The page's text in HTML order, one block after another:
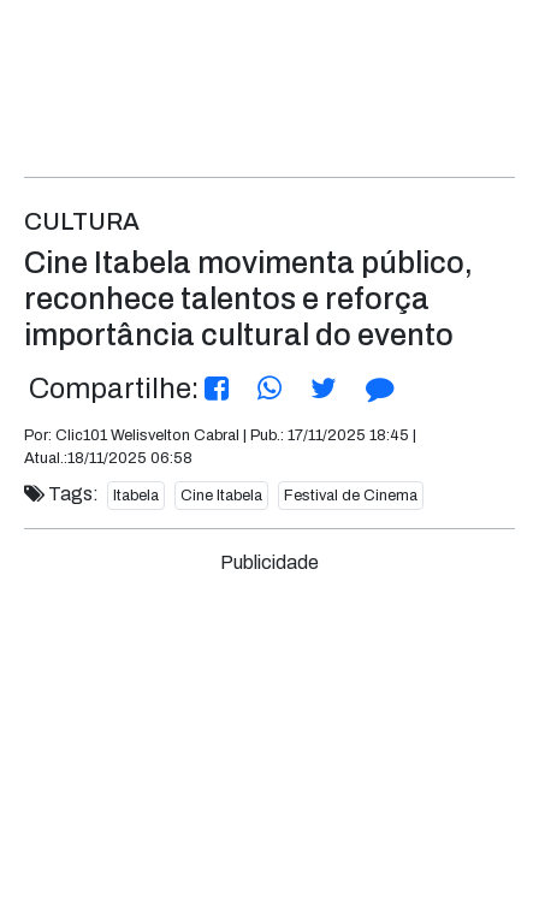
CULTURA
Cine Itabela movimenta público,
reconhece talentos e reforça
importância cultural do evento
Compartilhe:
Por: Clic101 Welisvelton Cabral | Pub.: 17/11/2025 18:45 |
Atual.:18/11/2025 06:58
Tags: Itabela Cine Itabela Festival de Cinema
Publicidade